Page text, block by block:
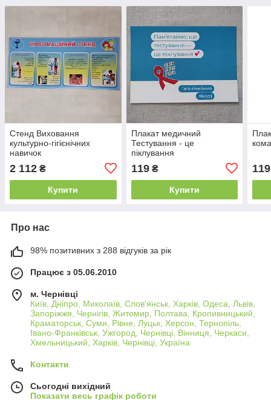
Стенд Виховання
культурно-гігієнічних
навичок
2 112 ₴
Купити
Плакат медичний
Тестування - це
піклування
119₴
Купити
119
Про нас
98% позитивних з 288 відгуків за рік
Працює з 05.06.2010
м. Чернівці
Київ, Дніпро, Миколаїв, Слов'янськ, Харків, Одеса, Львів,
Запоріжжя, Чернігів, Житомир, Полтава, Кропивницький,
Краматорськ, Суми, Рівне, Луцьк, Херсон, Тернопіль,
Івано-Франківськ, Ужгород, Чернівці, Вінниця, Черкаси,
Хмельницький, Харків, Чернівці, Україна
Контакти
Сьогодні вихідний
Показати весь графік роботи